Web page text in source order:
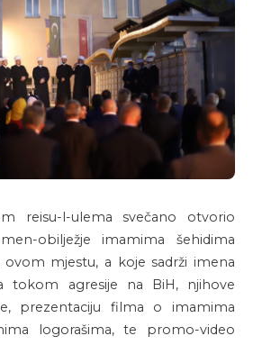
reisu-l-ulema svečano otvorio
obilježje imamima šehidima
ovom mjestu, a koje sadrži imena
tokom agresije na BiH, njihove
prezentaciju filma o imamima
logorašima, te promo-video